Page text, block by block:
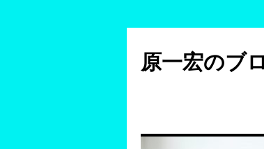
テ
ン
ッ
原一宏のブ